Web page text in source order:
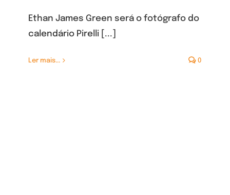
Ethan James Green será o fotógrafo do
calendário Pirelli [...]
Ler mais... 0